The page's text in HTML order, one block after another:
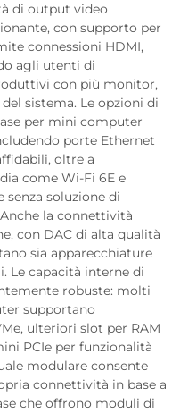
di output video
con supporto per
connessioni HDMI,
agli utenti di
con più monitor,
sistema. Le opzioni di
per mini computer
porte Ethernet
oltre a
come Wi-Fi 6E e
senza soluzione di
la connettività
con DAC di alta qualità
sia apparecchiature
Le capacità interne di
robuste: molti
supportano
ulteriori slot per RAM
PCIe per funzionalità
modulare consente
connettività in base a
che offrono moduli di